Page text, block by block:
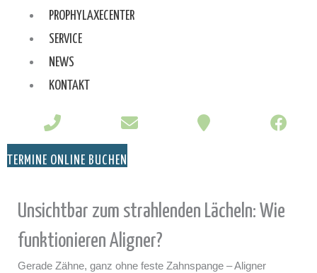
PROPHYLAXECENTER
SERVICE
NEWS
KONTAKT
TERMINE ONLINE BUCHEN
Unsichtbar zum strahlenden Lächeln: Wie
funktionieren Aligner?
Gerade Zähne, ganz ohne feste Zahnspange – Aligner